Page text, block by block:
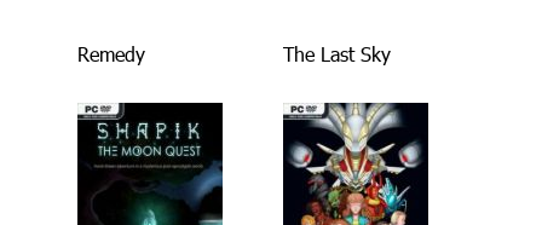
Remedy The Last Sky